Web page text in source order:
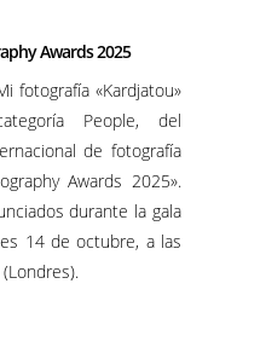
Awards 2025
fotografía «Kardjatou»
People, del
de fotografía
Awards 2025».
durante la gala
14 de octubre, a las